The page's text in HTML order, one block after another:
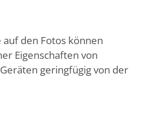
den Fotos können
Eigenschaften von
geringfügig von der